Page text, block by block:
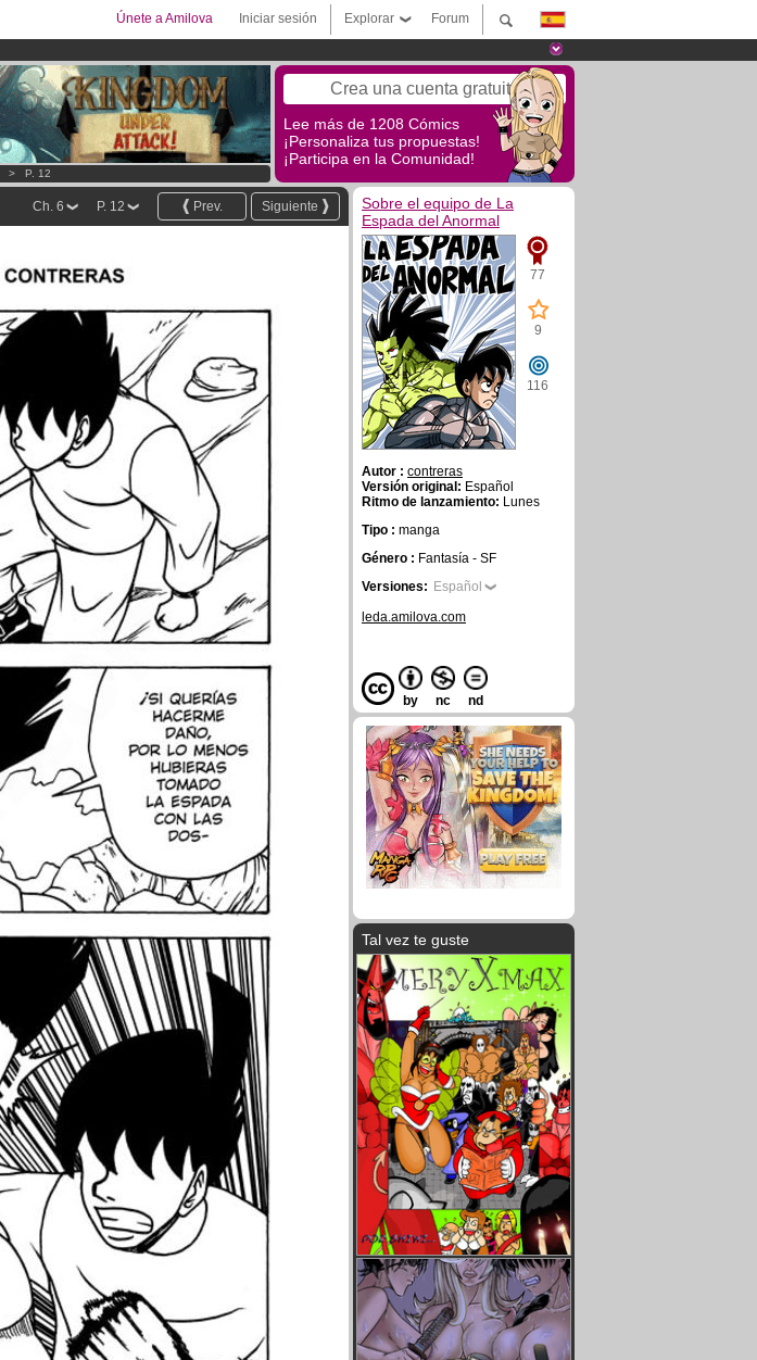
Forum
Explorar
Iniciar sesión
Únete a Amilova
Crea una cuenta gratuita
Lee más de 1208 Cómics
¡Personaliza tus propuestas!
¡Participa en la Comunidad!
> P. 12
Siguiente
Prev.
P. 12
Ch. 6
Sobre el equipo de La
Espada del Anormal
77
9
116
Autor : contreras
Versión original: Español
Ritmo de lanzamiento: Lunes
Tipo : manga
Género : Fantasía - SF
Versiones: Español
leda.amilova.com
by nc nd
Tal vez te guste